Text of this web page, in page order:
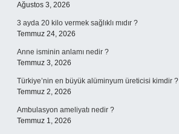
Ağustos 3, 2026
3 ayda 20 kilo vermek sağlıklı mıdır ?
Temmuz 24, 2026
Anne isminin anlamı nedir ?
Temmuz 3, 2026
Türkiye’nin en büyük alüminyum üreticisi kimdir ?
Temmuz 2, 2026
Ambulasyon ameliyatı nedir ?
Temmuz 1, 2026